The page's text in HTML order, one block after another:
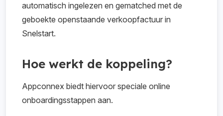
automatisch ingelezen en gematched met de
geboekte openstaande verkoopfactuur in
Snelstart.
Hoe werkt de koppeling?
Appconnex biedt hiervoor speciale online
onboardingsstappen aan.